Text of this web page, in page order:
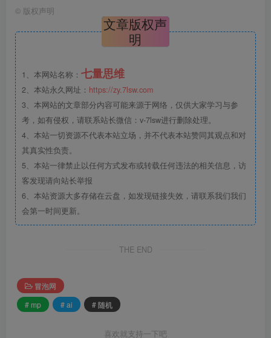
© 版权声明
文章版权声
明
1、本网站名称： 七量思维
2、本站永久网址： https://zy.7lsw.com
3、本网站的文章部分内容可能来源于网络，仅供大家学习与参
考，如有侵权，请联系站长微信：v-7lsw进行删除处理。
4、本站一切资源不代表本站立场，并不代表本站赞同其观点和对
其真实性负责。
5、本站一律禁止以任何方式发布或转载任何违法的相关信息，访
客发现请向站长举报
6、本站资源大多存储在云盘，如发现链接失效，请联系我们我们
会第一时间更新。
THE END
冒泡网
# mp
# ai # 随机
喜欢就支持一下吧